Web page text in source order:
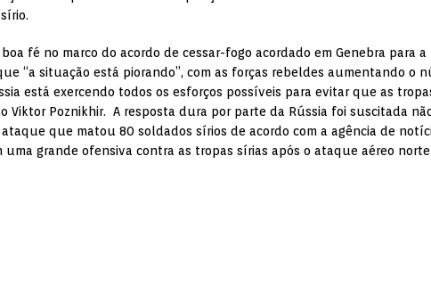
fé no marco do acordo de cessar-fogo acordado em Genebra para
“a situação está piorando”, com as forças rebeldes aumentando o
está exercendo todos os esforços possíveis para evitar que as
Viktor Poznikhir. A resposta dura por parte da Rússia foi suscitada
que matou 80 soldados sírios de acordo com a agência de
grande ofensiva contra as tropas sírias após o ataque aéreo